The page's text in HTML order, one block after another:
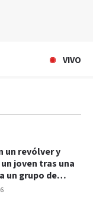
VIVO
un revólver y
joven tras una
un grupo de